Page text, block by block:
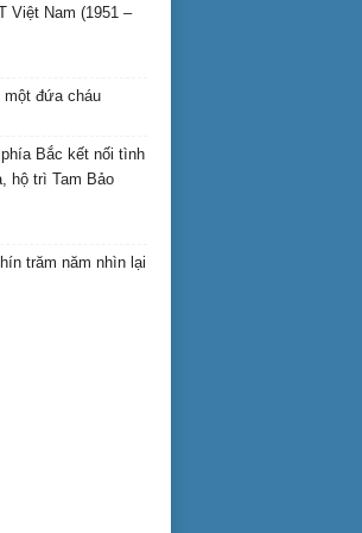
Việt Nam (1951 –
đứa cháu
Bắc kết nối tình
hộ trì Tam Bảo
trăm năm nhìn lại